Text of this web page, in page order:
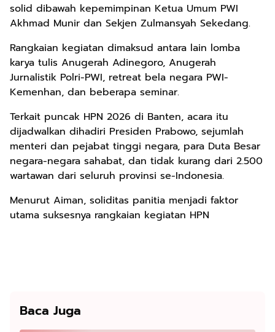
solid dibawah kepemimpinan Ketua Umum PWI
Akhmad Munir dan Sekjen Zulmansyah Sekedang.
Rangkaian kegiatan dimaksud antara lain lomba
karya tulis Anugerah Adinegoro, Anugerah
Jurnalistik Polri-PWI, retreat bela negara PWI-
Kemenhan, dan beberapa seminar.
Terkait puncak HPN 2026 di Banten, acara itu
dijadwalkan dihadiri Presiden Prabowo, sejumlah
menteri dan pejabat tinggi negara, para Duta Besar
negara-negara sahabat, dan tidak kurang dari 2.500
wartawan dari seluruh provinsi se-Indonesia.
Menurut Aiman, soliditas panitia menjadi faktor
utama suksesnya rangkaian kegiatan HPN
Baca Juga